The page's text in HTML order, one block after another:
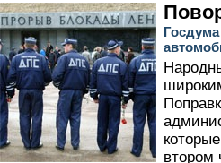
втором